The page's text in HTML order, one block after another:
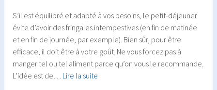
S’il est équilibré et adapté à vos besoins, le petit-déjeuner
évite d’avoir des fringales intempestives (en fin de matinée
et en fin de journée, par exemple). Bien sûr, pour être
efficace, il doit être à votre goût. Ne vous forcez pas à
manger tel ou tel aliment parce qu’on vous le recommande.
L’idée est de… Lire la suite